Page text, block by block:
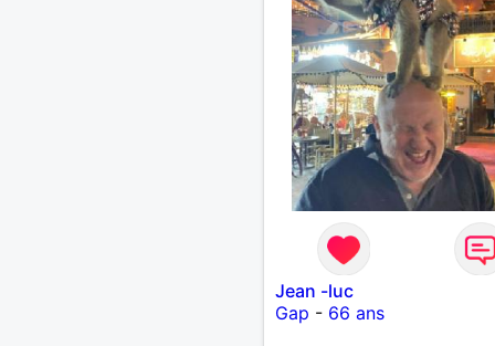
Jean -luc
Gap - 66 ans